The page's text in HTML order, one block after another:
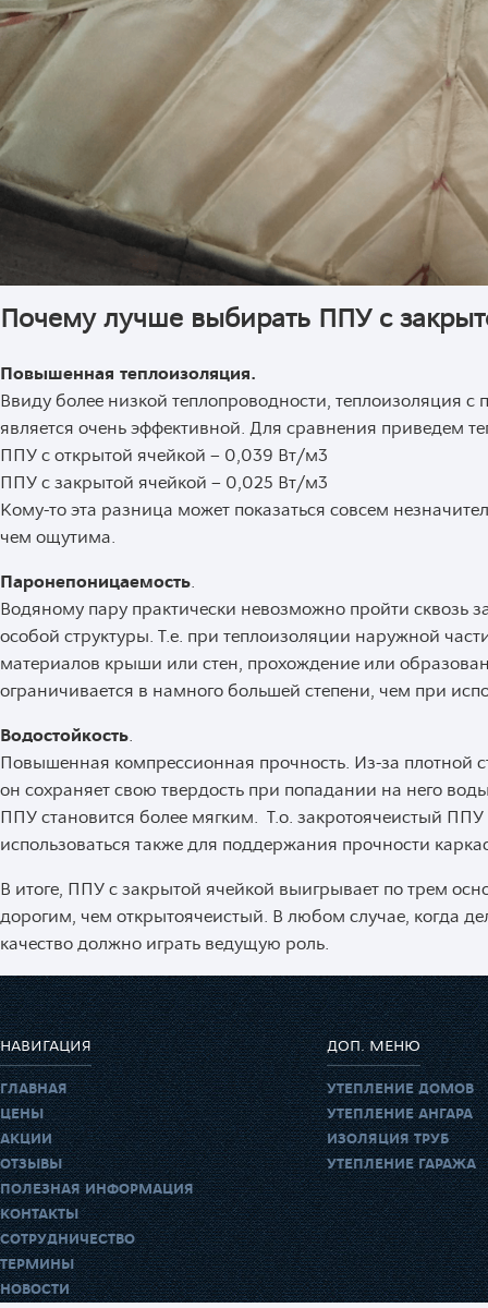
Почему лучше выбирать ППУ с
Повышенная теплоизоляция.
Ввиду более низкой теплопроводности, теплоизоляция
является очень эффективной. Для сравнения приведем
ППУ с открытой ячейкой – 0,039 Вт/м3
ППУ с закрытой ячейкой – 0,025 Вт/м3
Кому-то эта разница может показаться совсем
чем ощутима.
Паронепоницаемость.
Водяному пару практически невозможно пройти сквозь
особой структуры. Т.е. при теплоизоляции наружной
материалов крыши или стен, прохождение или
ограничивается в намного большей степени, чем при
Водостойкость.
Повышенная компрессионная прочность. Из-за плотной
он сохраняет свою твердость при попадании на него
ППУ становится более мягким. Т.о. закротоячеистый
использоваться также для поддержания прочности
В итоге, ППУ с закрытой ячейкой выигрывает по трем
дорогим, чем открытоячеистый. В любом случае, когда
качество должно играть ведущую роль.
НАВИГАЦИЯ
ГЛАВНАЯ
ЦЕНЫ
АКЦИИ
ОТЗЫВЫ
ПОЛЕЗНАЯ ИНФОРМАЦИЯ
КОНТАКТЫ
СОТРУДНИЧЕСТВО
ТЕРМИНЫ
НОВОСТИ
ДОП. МЕНЮ
УТЕПЛЕНИЕ ДОМОВ
УТЕПЛЕНИЕ АНГАРА
ИЗОЛЯЦИЯ ТРУБ
УТЕПЛЕНИЕ ГАРАЖА